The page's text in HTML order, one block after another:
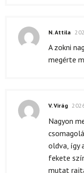
N. Attila
A zokni
megérte
V. Virág
Nagyon
oldva, így
fekete
mutat